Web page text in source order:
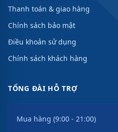
Thanh toán & giao hàng
Chính sách bảo mật
Điều khoản sử dụng
Chính sách khách hàng
TỔNG ĐÀI HỖ TRỢ
Mua hàng (9:00 - 21:00)